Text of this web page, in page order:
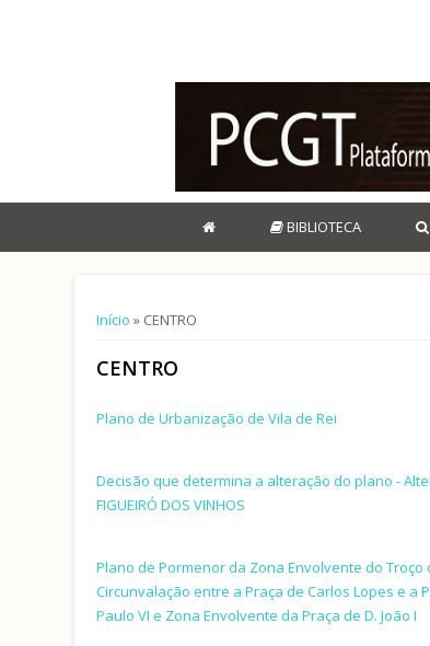
BIBLIOTECA
Está aqui
Início » CENTRO
CENTRO
Plano de Urbanização de Vila de Rei
Decisão que determina a alteração do plano -
FIGUEIRÓ DOS VINHOS
Plano de Pormenor da Zona Envolvente do Troço
Circunvalação entre a Praça de Carlos Lopes e a
Paulo VI e Zona Envolvente da Praça de D. João I